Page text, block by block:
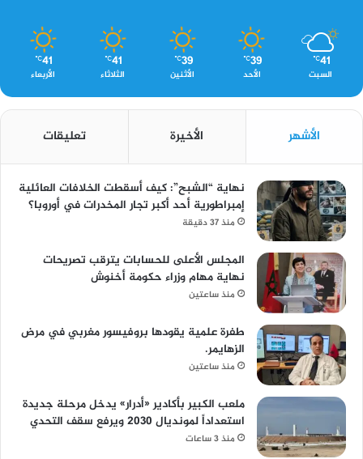
41
℃
السبت
39
℃
الأحد
39
℃
الأثنين
41
℃
الثلاثاء
41
℃
الأربعاء
الأشهر الأخيرة تعليقات
نهاية “الشبح”: كيف أسقطت الخلافات العائلية
إمبراطورية أحد أكبر تجار المخدرات في أوروبا؟
منذ 37 دقيقة
المجلس الأعلى للحسابات يترقب تصريحات
نهاية مهام وزراء حكومة أخنوش
منذ ساعتين
طفرة علمية يقودها بروفيسور مغربي في مرض
الزهايمر.
منذ ساعتين
ملعب الكبير بأكادير «أدرار» يدخل مرحلة جديدة
استعداداً لمونديال 2030 ويرفع سقف التحدي
منذ 3 ساعات